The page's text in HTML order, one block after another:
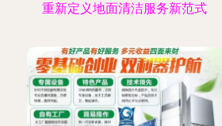
重新定义地面清洁服务新范式